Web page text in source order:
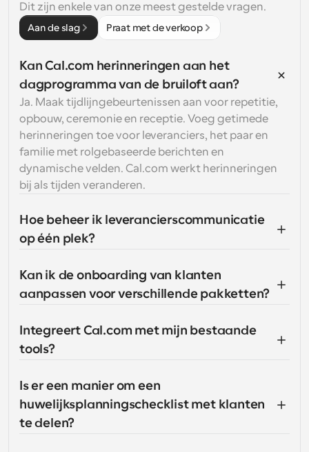
Dit zijn enkele van onze meest gestelde vragen.
Aan de slag Praat met de verkoop
Kan Cal.com herinneringen aan het
dagprogramma van de bruiloft aan?
Ja. Maak tijdlijngebeurtenissen aan voor repetitie,
opbouw, ceremonie en receptie. Voeg getimede
herinneringen toe voor leveranciers, het paar en
familie met rolgebaseerde berichten en
dynamische velden. Cal.com werkt herinneringen
bij als tijden veranderen.
Hoe beheer ik leverancierscommunicatie
op één plek?
Kan ik de onboarding van klanten
aanpassen voor verschillende pakketten?
Integreert Cal.com met mijn bestaande
tools?
Is er een manier om een
huwelijksplanningschecklist met klanten
te delen?